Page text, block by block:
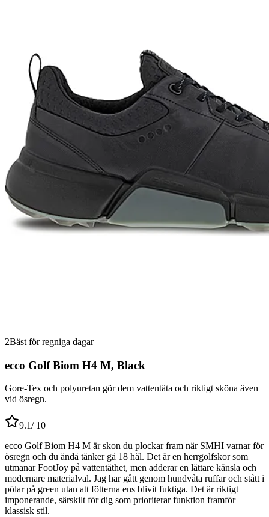
2Bäst för regniga dagar
ecco Golf Biom H4 M, Black
Gore-Tex och polyuretan gör dem vattentäta och riktigt sköna även
vid ösregn.
9.1/ 10
ecco Golf Biom H4 M är skon du plockar fram när SMHI varnar för
ösregn och du ändå tänker gå 18 hål. Det är en herrgolfskor som
utmanar FootJoy på vattentäthet, men adderar en lättare känsla och
modernare materialval. Jag har gått genom hundvåta ruffar och stått i
pölar på green utan att fötterna ens blivit fuktiga. Det är riktigt
imponerande, särskilt för dig som prioriterar funktion framför
klassisk stil.